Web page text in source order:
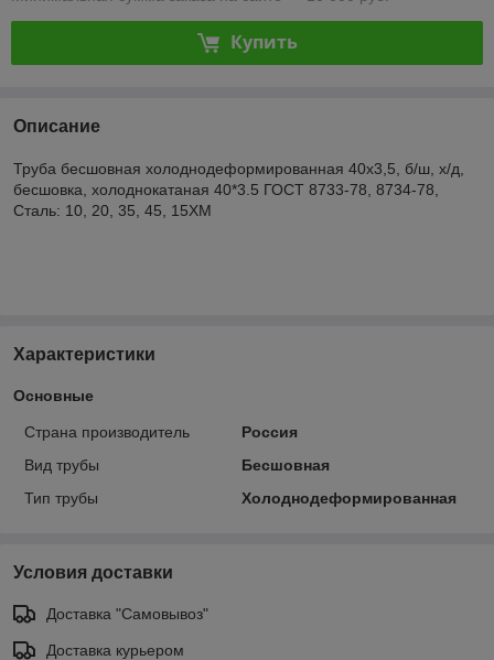
Купить
Описание
Труба бесшовная холоднодеформированная 40х3,5, б/ш, х/д,
бесшовка, холоднокатаная 40*3.5 ГОСТ 8733-78, 8734-78,
Сталь: 10, 20, 35, 45, 15ХМ
Характеристики
Основные
Страна производитель
Россия
Вид трубы
Бесшовная
Тип трубы
Холоднодеформированная
Условия доставки
Доставка "Самовывоз"
Доставка курьером